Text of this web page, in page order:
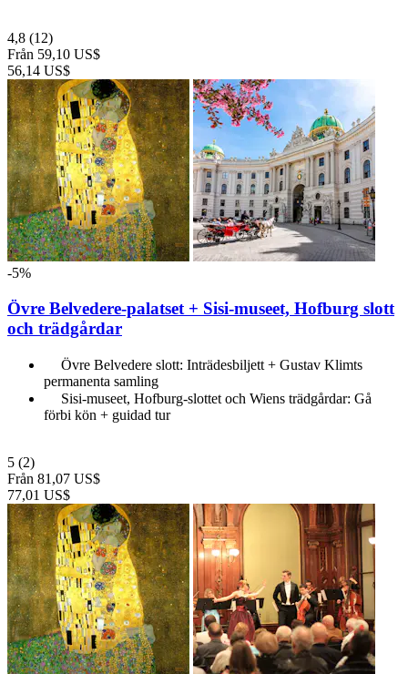
4,8 (12)
Från 59,10 US$
56,14 US$
-5%
Övre Belvedere-palatset + Sisi-museet, Hofburg slott
och trädgårdar
Övre Belvedere slott: Inträdesbiljett + Gustav Klimts
permanenta samling
Sisi-museet, Hofburg-slottet och Wiens trädgårdar: Gå
förbi kön + guidad tur
5 (2)
Från 81,07 US$
77,01 US$